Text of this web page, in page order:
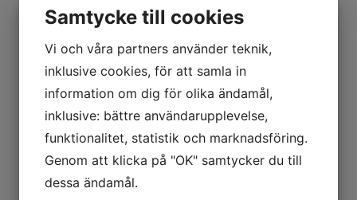
Blanketter och broschyrer
Flytt, byten och andrahand
Flytta in
Flytta ut
Byten och andrahand
Miljö och återvinning
Individuell vattenmätning och vattenspar
Återvinning
Mina sidor och digital information
Parkering och garage
Tv, bredband och telefoni
Samtycke till cookies
Vi och våra partners använder teknik,
inklusive cookies, för att samla in
information om dig för olika ändamål,
inklusive: bättre användarupplevelse,
funktionalitet, statistik och marknadsföring.
Genom att klicka på "OK" samtycker du till
dessa ändamål.